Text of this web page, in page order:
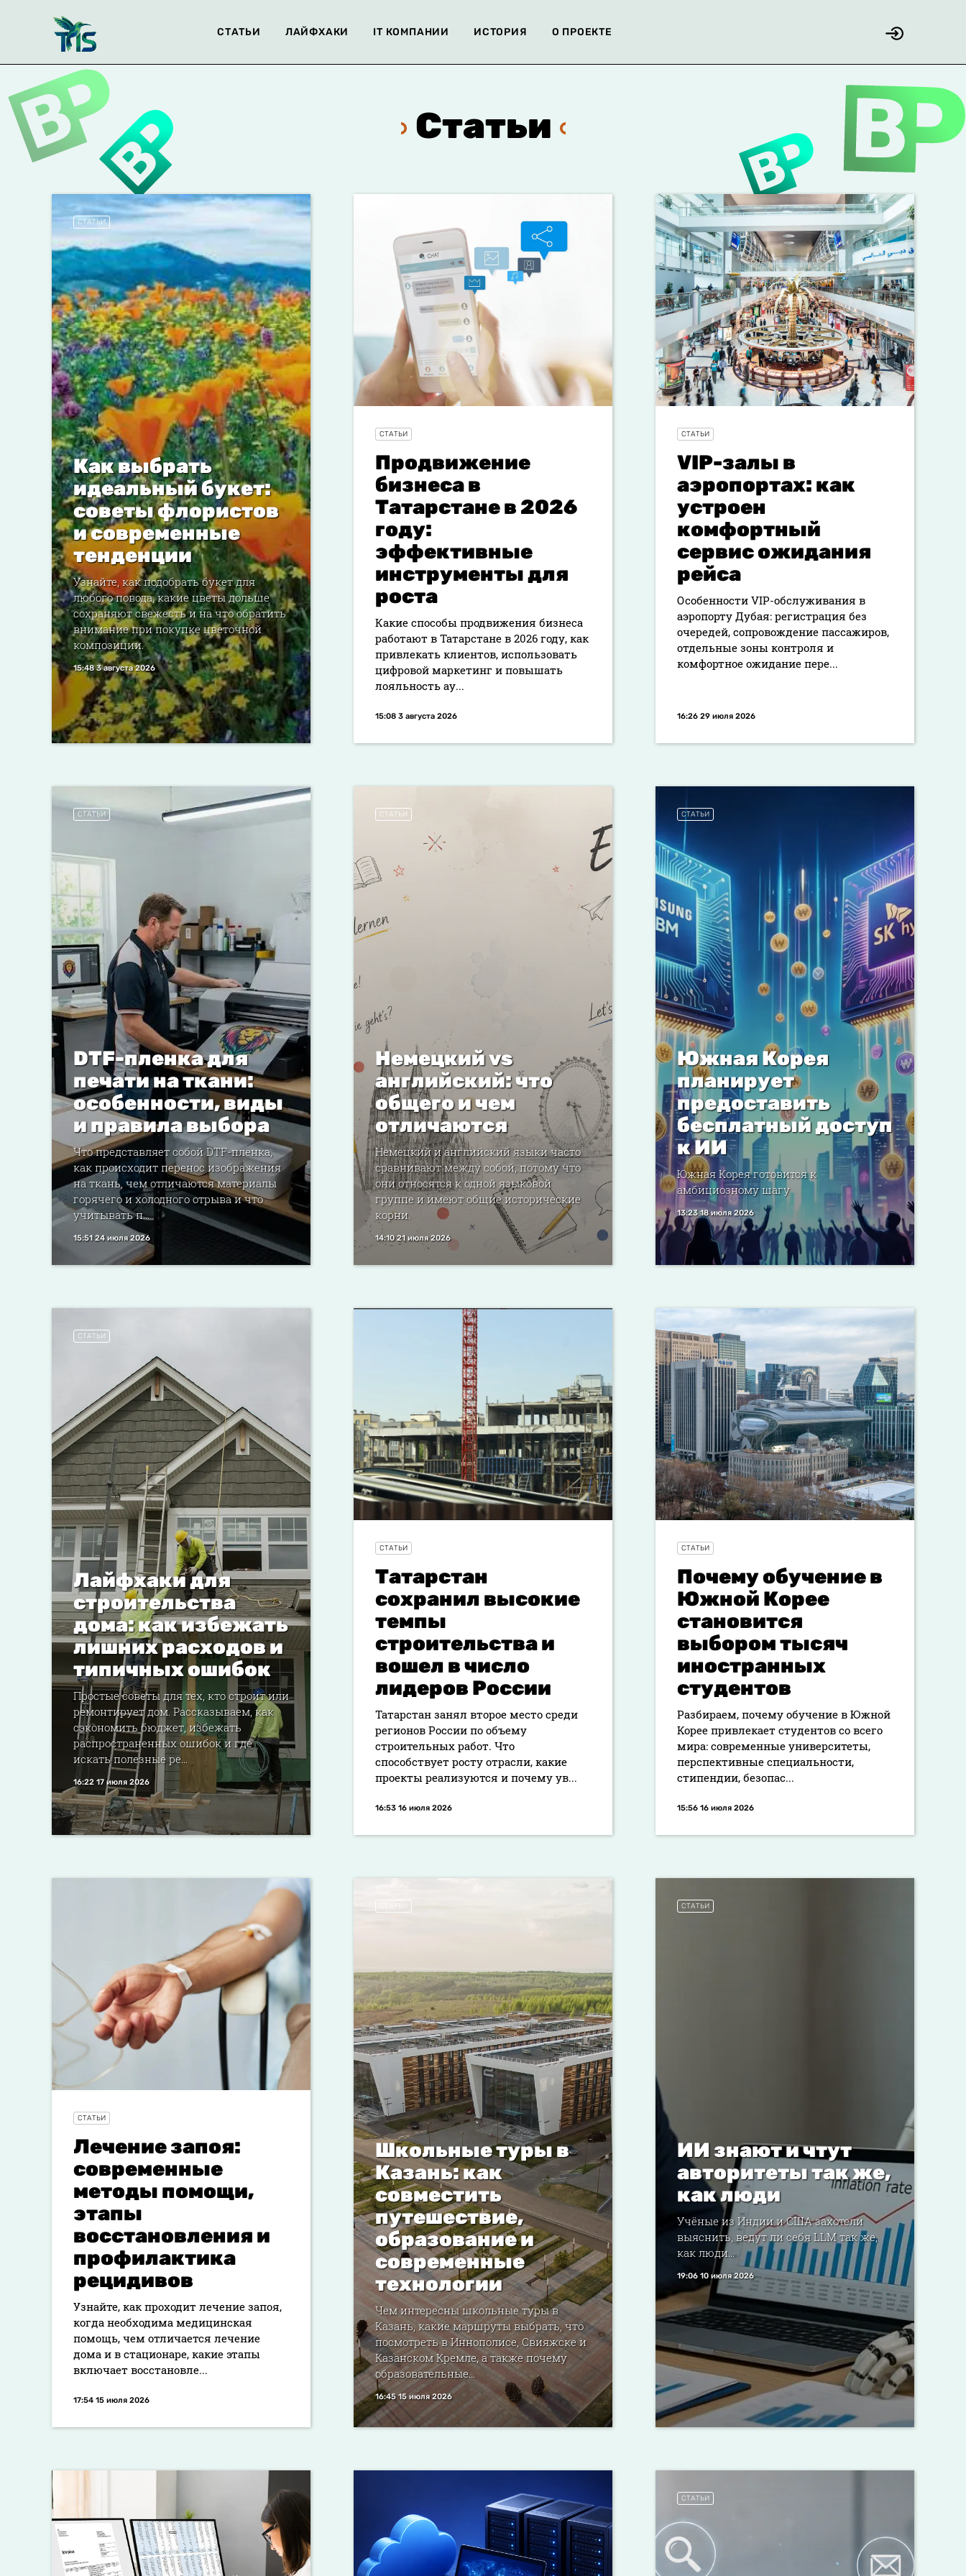
СТАТЬИ ЛАЙФХАКИ IT КОМПАНИИ ИСТОРИЯ О ПРОЕКТЕ
Статьи
СТАТЬИ
Как выбрать
идеальный букет:
советы флористов
и современные
тенденции
Узнайте, как подобрать букет для
любого повода, какие цветы дольше
сохраняют свежесть и на что обратить
внимание при покупке цветочной
композиции.
15:48 3 августа 2026
СТАТЬИ
Продвижение
бизнеса в
Татарстане в 2026
году:
эффективные
инструменты для
роста
Какие способы продвижения бизнеса
работают в Татарстане в 2026 году, как
привлекать клиентов, использовать
цифровой маркетинг и повышать
лояльность ау...
15:08 3 августа 2026
СТАТЬИ
VIP-залы в
аэропортах: как
устроен
комфортный
сервис ожидания
рейса
Особенности VIP-обслуживания в
аэропорту Дубая: регистрация без
очередей, сопровождение пассажиров,
отдельные зоны контроля и
комфортное ожидание пере...
16:26 29 июля 2026
СТАТЬИ
DTF-пленка для
печати на ткани:
особенности, виды
и правила выбора
Что представляет собой DTF-пленка,
как происходит перенос изображения
на ткань, чем отличаются материалы
горячего и холодного отрыва и что
учитывать п...
15:51 24 июля 2026
СТАТЬИ
Немецкий vs
английский: что
общего и чем
отличаются
Немецкий и английский языки часто
сравнивают между собой, потому что
они относятся к одной языковой
группе и имеют общие исторические
корни.
14:10 21 июля 2026
СТАТЬИ
Южная Корея
планирует
предоставить
бесплатный доступ
к ИИ
Южная Корея готовится к
амбициозному шагу
13:23 18 июля 2026
СТАТЬИ
Лайфхаки для
строительства
дома: как избежать
лишних расходов и
типичных ошибок
Простые советы для тех, кто строит или
ремонтирует дом. Рассказываем, как
сэкономить бюджет, избежать
распространенных ошибок и где
искать полезные ре...
16:22 17 июля 2026
СТАТЬИ
Татарстан
сохранил высокие
темпы
строительства и
вошел в число
лидеров России
Татарстан занял второе место среди
регионов России по объему
строительных работ. Что
способствует росту отрасли, какие
проекты реализуются и почему ув...
16:53 16 июля 2026
СТАТЬИ
Почему обучение в
Южной Корее
становится
выбором тысяч
иностранных
студентов
Разбираем, почему обучение в Южной
Корее привлекает студентов со всего
мира: современные университеты,
перспективные специальности,
стипендии, безопас...
15:56 16 июля 2026
СТАТЬИ
Лечение запоя:
современные
методы помощи,
этапы
восстановления и
профилактика
рецидивов
Узнайте, как проходит лечение запоя,
когда необходима медицинская
помощь, чем отличается лечение
дома и в стационаре, какие этапы
включает восстановле...
17:54 15 июля 2026
Школьные туры в
Казань: как
совместить
путешествие,
образование и
современные
технологии
Чем интересны школьные туры в
Казань, какие маршруты выбрать, что
посмотреть в Иннополисе, Свияжске и
Казанском Кремле, а также почему
образовательные...
16:45 15 июля 2026
СТАТЬИ
ИИ знают и чтут
авторитеты так же,
как люди
Учёные из Индии и США захотели
выяснить, ведут ли себя LLM так же,
как люди...
19:06 10 июля 2026
СТАТЬИ